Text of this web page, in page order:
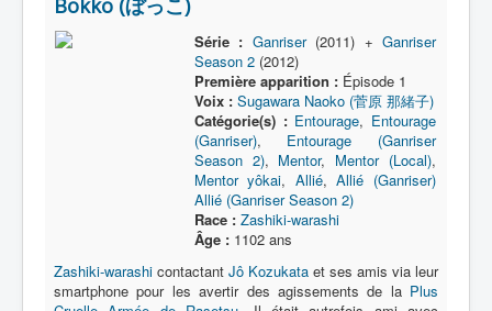
Bokko (ぼっこ)
Série : Ganriser(2011) + Ganriser
Season 2(2012)
Première apparition :Épisode 1
Voix : Sugawara Naoko (菅原 那緒子)
Catégorie(s) : Entourage, Entourage
(Ganriser), Entourage (Ganriser
Season 2), Mentor, Mentor (Local),
Mentor yôkai, Allié,Allié (Ganriser)
Allié (Ganriser Season 2)
Race : Zashiki-warashi
Âge :1102 ans
Zashiki-warashi contactant Jô Kozukata et ses amis via leur
smartphone pour les avertir des agissements de la Plus